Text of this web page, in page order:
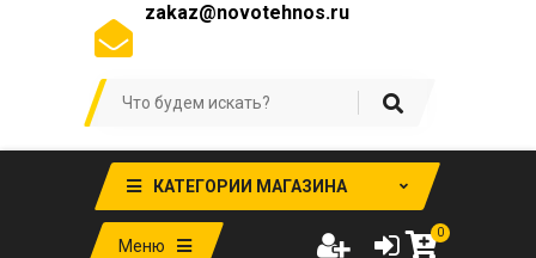
zakaz@novotehnos.ru
КАТЕГОРИИ МАГАЗИНА
Меню
0